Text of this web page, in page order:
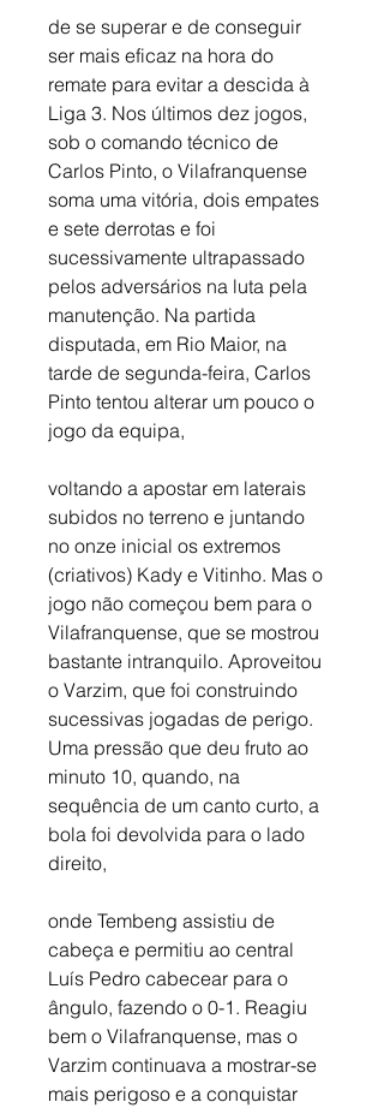
de se superar e de conseguir
ser mais eficaz na hora do
remate para evitar a descida à
Liga 3. Nos últimos dez jogos,
sob o comando técnico de
Carlos Pinto, o Vilafranquense
soma uma vitória, dois empates
e sete derrotas e foi
sucessivamente ultrapassado
pelos adversários na luta pela
manutenção. Na partida
disputada, em Rio Maior, na
tarde de segunda-feira, Carlos
Pinto tentou alterar um pouco o
jogo da equipa,
voltando a apostar em laterais
subidos no terreno e juntando
no onze inicial os extremos
(criativos) Kady e Vitinho. Mas o
jogo não começou bem para o
Vilafranquense, que se mostrou
bastante intranquilo. Aproveitou
o Varzim, que foi construindo
sucessivas jogadas de perigo.
Uma pressão que deu fruto ao
minuto 10, quando, na
sequência de um canto curto, a
bola foi devolvida para o lado
direito,
onde Tembeng assistiu de
cabeça e permitiu ao central
Luís Pedro cabecear para o
ângulo, fazendo o 0-1. Reagiu
bem o Vilafranquense, mas o
Varzim continuava a mostrar-se
mais perigoso e a conquistar